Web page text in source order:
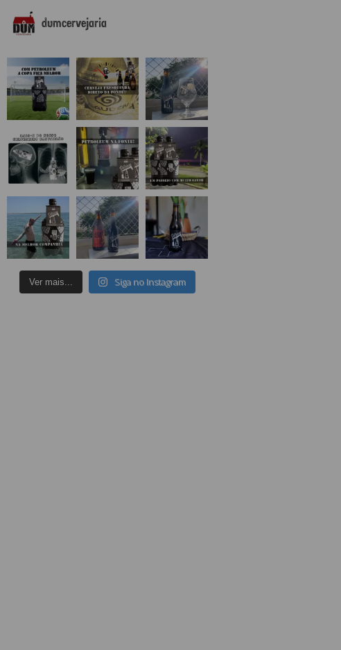
dumcervejaria
Ver mais... Siga no Instagram